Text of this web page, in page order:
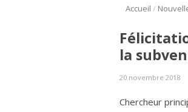
Accueil /
la
20 novembre 2018
Chercheur